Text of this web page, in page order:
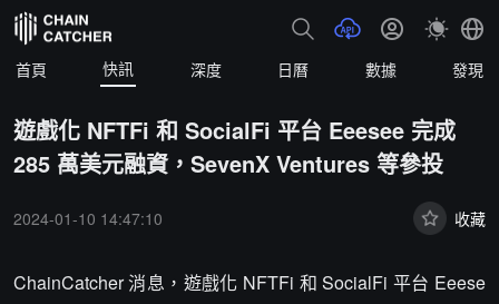
首頁 快訊 深度 日曆 數據 發現
遊戲化 NFTFi 和 SocialFi 平台 Eeesee 完成
285 萬美元融資，SevenX Ventures 等參投
2024-01-10 14:47:10 收藏
ChainCatcher 消息，遊戲化 NFTFi 和 SocialFi 平台 Eeese